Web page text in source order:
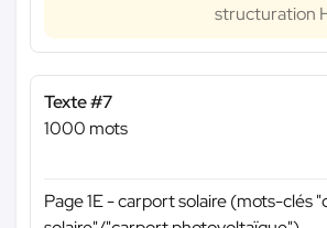
structuration
Texte #7
1000 mots
Page 1E - carport solaire (mots-clés